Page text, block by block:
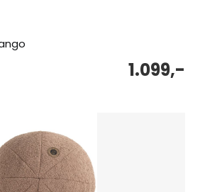
1.099,-